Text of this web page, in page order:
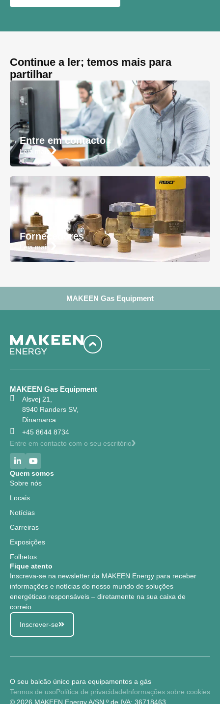
Continue a ler; temos mais para
partilhar
Leia mais
Entre em contacto
Leia mais
Fornecedores
MAKEEN Gas Equipment
MAKEEN Gas Equipment
Alsvej 21,
8940 Randers SV,
Dinamarca
+45 8644 8734
Entre em contacto com o seu escritório
Quem somos
Sobre nós
Locais
Notícias
Carreiras
Exposições
Folhetos
Fique atento
Inscreva-se na newsletter da MAKEEN Energy para receber
informações e notícias do nosso mundo de soluções
energéticas responsáveis – diretamente na sua caixa de
correio.
Inscrever-se
© 2026 MAKEEN Energy A/SN.º de IVA: 36718463
Termos de usoPolítica de privacidadeInformações sobre cookies
O seu balcão único para equipamentos a gás